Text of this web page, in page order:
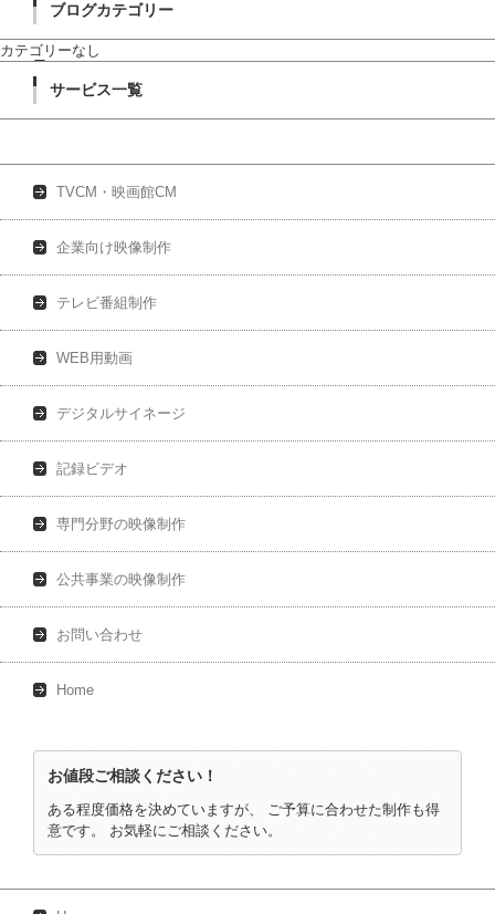
ブログカテゴリー
カテゴリーなし
サービス一覧
TVCM・映画館CM
企業向け映像制作
テレビ番組制作
WEB用動画
デジタルサイネージ
記録ビデオ
専門分野の映像制作
公共事業の映像制作
お問い合わせ
Home
お値段ご相談ください！
ある程度価格を決めていますが、 ご予算に合わせた制作も得
意です。 お気軽にご相談ください。